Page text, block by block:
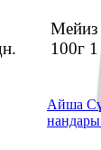
Мейиз
100г 1
Айша